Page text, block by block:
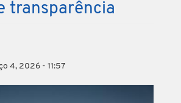
transparência
4, 2026 - 11:57